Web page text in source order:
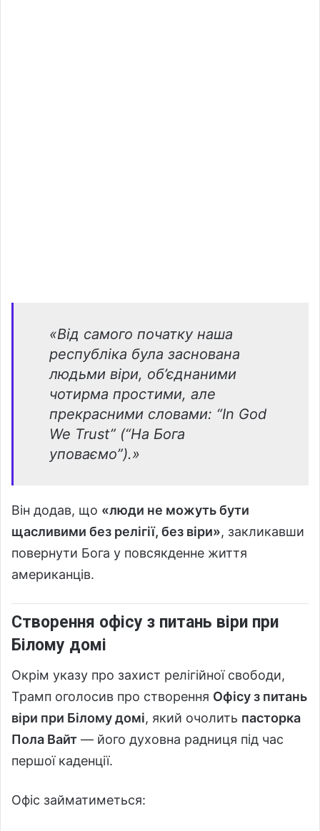
«Від самого початку наша
республіка була заснована
людьми віри, об’єднаними
чотирма простими, але
прекрасними словами: “In God
We Trust” (“На Бога
уповаємо”).»
Він додав, що «люди не можуть бути
щасливими без релігії, без віри», закликавши
повернути Бога у повсякденне життя
американців.
Створення офісу з питань віри при
Білому домі
Окрім указу про захист релігійної свободи,
Трамп оголосив про створення Офісу з питань
віри при Білому домі, який очолить пасторка
Пола Вайт — його духовна радниця під час
першої каденції.
Офіс займатиметься: